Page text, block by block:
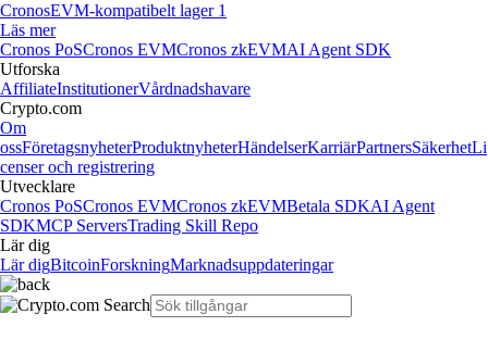
CronosEVM-kompatibelt lager 1
Läs mer
Cronos PoSCronos EVMCronos zkEVMAI Agent SDK
Utforska
AffiliateInstitutionerVårdnadshavare
Crypto.com
Om
ossFöretagsnyheterProduktnyheterHändelserKarriärPartnersSäkerhetLi
censer och registrering
Utvecklare
Cronos PoSCronos EVMCronos zkEVMBetala SDKAI Agent
SDKMCP ServersTrading Skill Repo
Lär dig
Lär digBitcoinForskningMarknadsuppdateringar